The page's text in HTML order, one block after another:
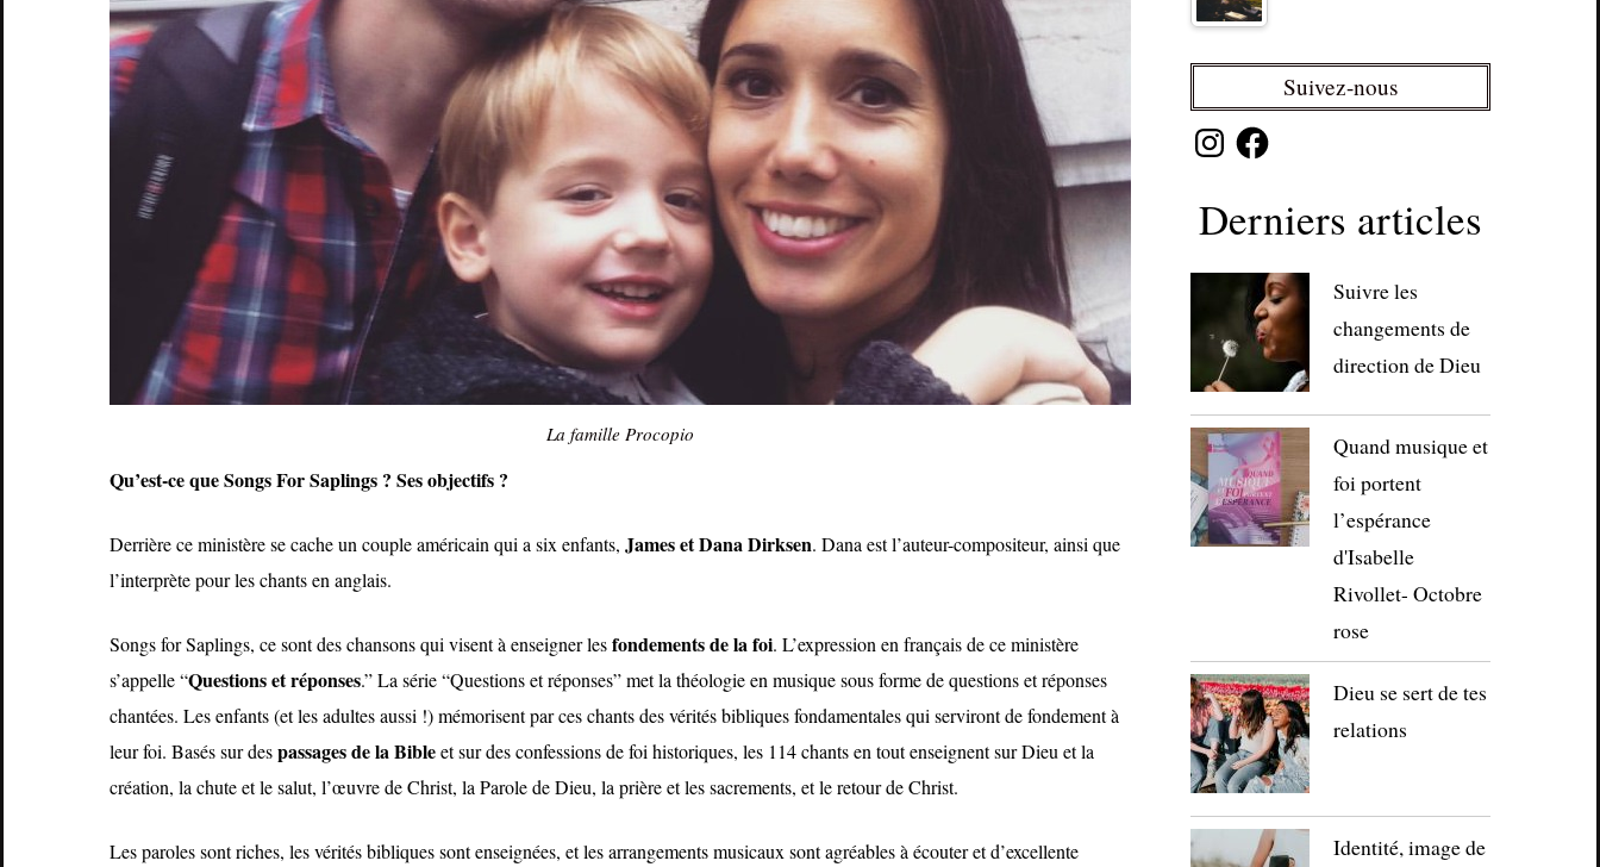
La famille Procopio
Qu’est-ce que Songs For Saplings ? Ses objectifs ?
Derrière ce ministère se cache un couple américain qui a six enfants, James et Dana Dirksen. Dana est l’auteur-compositeur, ainsi que
l’interprète pour les chants en anglais.
Songs for Saplings, ce sont des chansons qui visent à enseigner lesfondements de la foi. L’expression en français de ce ministère
s’appelle “Questions et réponses.” La série “Questions et réponses” met la théologie en musique sous forme de questions et réponses
chantées. Les enfants (et les adultes aussi !) mémorisent par ces chants des vérités bibliques fondamentales qui serviront de fondement à
leur foi. Basés sur despassages de la Bibleet sur des confessions de foi historiques, les 114 chants en tout enseignent sur Dieu et la
création, la chute et le salut, l’œuvre de Christ, la Parole de Dieu, la prière et les sacrements, et le retour de Christ.
Les paroles sont riches, les vérités bibliques sont enseignées, et les arrangements musicaux sont agréables à écouter et d’excellente
Suivez-nous
InstagramFacebook
Derniers articles
Suivre les
changements de
direction de Dieu
Quand musique et
foi portent
l’espérance
d'Isabelle
Rivollet- Octobre
rose
Dieu se sert de tes
relations
Identité, image de